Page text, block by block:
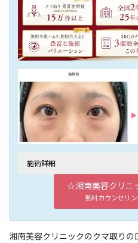
施術詳細
☆湘南美容クリニ
無料カウンセリ
湘南美容クリニックのクマ取りの